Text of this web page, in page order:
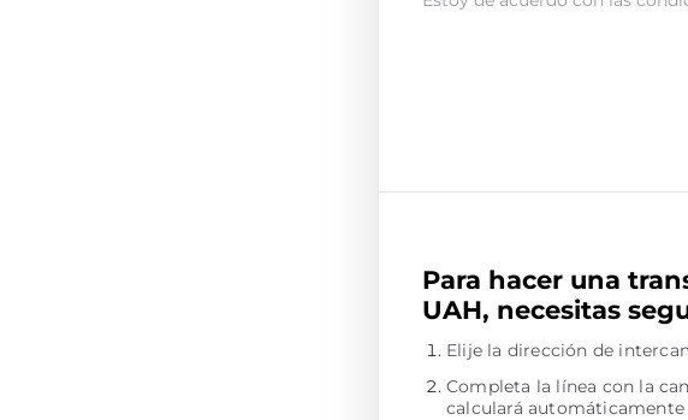
Para hacer una
UAH, necesitas
Elije la dirección de
Completa la línea con la
calculará